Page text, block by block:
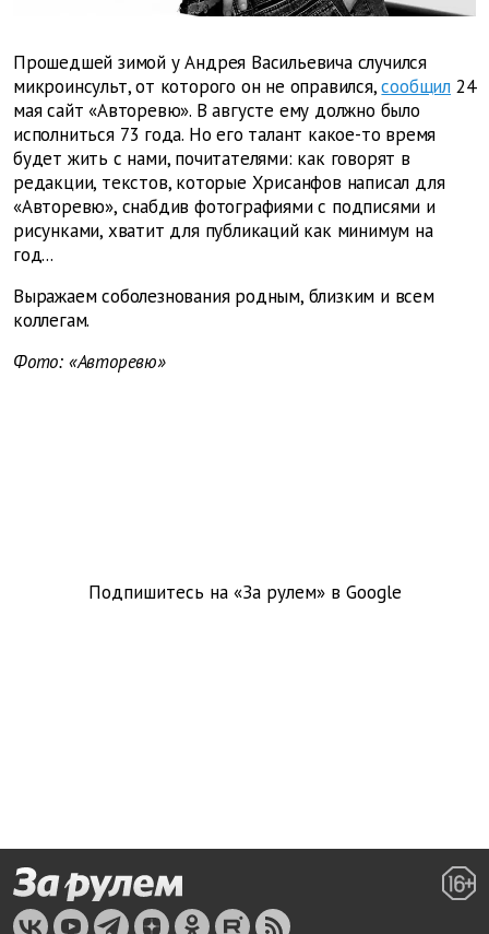
Прошедшей зимой у Андрея Васильевича случился
микроинсульт, от которого он не оправился, сообщил 24
мая сайт «Авторевю». В августе ему должно было
исполниться 73 года. Но его талант какое-то время
будет жить с нами, почитателями: как говорят в
редакции, текстов, которые Хрисанфов написал для
«Авторевю», снабдив фотографиями с подписями и
рисунками, хватит для публикаций как минимум на
год...
Выражаем соболезнования родным, близким и всем
коллегам.
Фото: «Авторевю»
Подпишитесь на «За рулем» в Google